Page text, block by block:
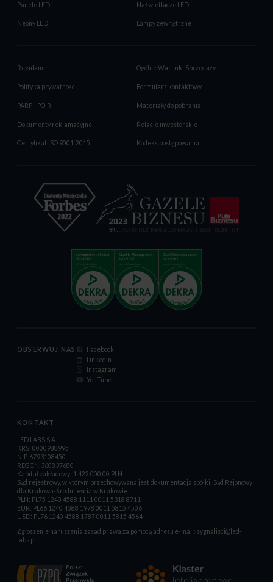
Panele LED Naświetlacze LED
Neony LED Lampy zewnętrzne
Regulamin Ogólne Warunki Sprzedaży
Polityka prywatności Formularz kontaktowy
PARP - POIR Materiały do pobrania
Dokumenty reklamacyjne Relacje inwestorskie
Certyfikat ISO 9001:2015 Kodeks postępowania
OBSERWUJ NAS
Facebook
LinkedIn
Instagram
YouTube
KONTAKT
LED LABS S.A.
KRS: 0000988995
NIP:6793108450
REGON:360837680
Kapitał zakładowy: 1.422.000,00 PLN
Sąd rejestrowy, w którym przechowywana jest dokumentacja spółki: Sąd Rejonowy
dla Krakowa-Śródmieścia w Krakowie
PLN: PL75 1240 4588 1111 0011 5318 8711
EUR: PL66 1240 4588 1978 0011 5815 4506
USD: PL76 1240 4588 1787 0011 5815 4564
Zgłoszenie naruszenia zasad prawa za pomocą adresu e-mail: sygnalisci@led-
labs.pl